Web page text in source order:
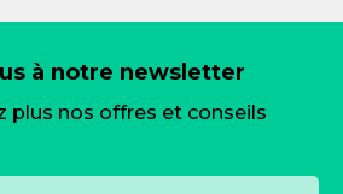
à notre newsletter
plus nos offres et conseils